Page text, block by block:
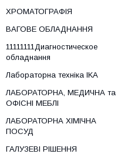
ХРОМАТОГРАФІЯ
ВАГОВЕ ОБЛАДНАННЯ
11111111Диагностическое
обладнання
Лабораторна техніка IKA
ЛАБОРАТОРНА, МЕДИЧНА та
ОФІСНІ МЕБЛІ
ЛАБОРАТОРНА ХІМІЧНА
ПОСУД
ГАЛУЗЕВІ РІШЕННЯ